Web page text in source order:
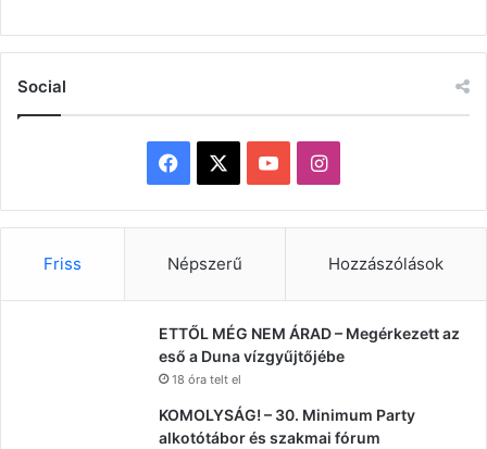
Social
Facebook YouTubeInstagram
Friss Népszerű Hozzászólások
ETTŐL MÉG NEM ÁRAD – Megérkezett az
eső a Duna vízgyűjtőjébe
18 óra telt el
KOMOLYSÁG! – 30. Minimum Party
alkotótábor és szakmai fórum